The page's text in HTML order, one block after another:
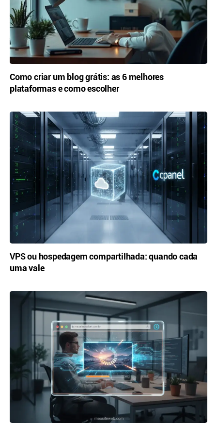
Como criar um blog grátis: as 6 melhores
plataformas e como escolher
VPS ou hospedagem compartilhada: quando cada
uma vale